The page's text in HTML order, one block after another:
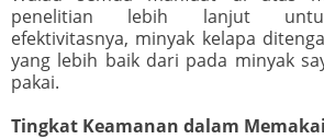
penelitian lebih lanjut
efektivitasnya, minyak kelapa
yang lebih baik dari pada minyak
pakai.
Tingkat Keamanan dalam